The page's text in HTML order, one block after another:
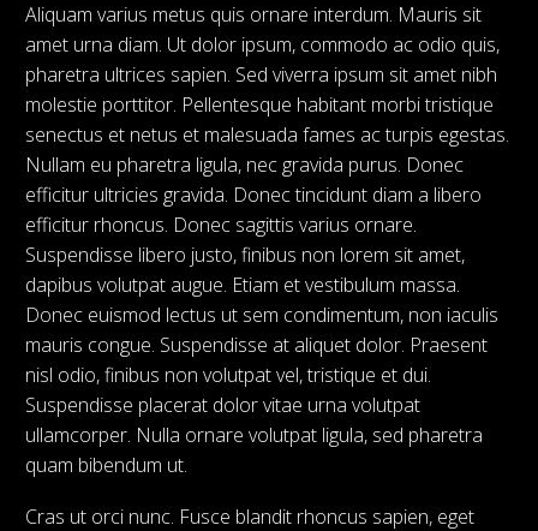
Aliquam varius metus quis ornare interdum. Mauris sit
amet urna diam. Ut dolor ipsum, commodo ac odio quis,
pharetra ultrices sapien. Sed viverra ipsum sit amet nibh
molestie porttitor. Pellentesque habitant morbi tristique
senectus et netus et malesuada fames ac turpis egestas.
Nullam eu pharetra ligula, nec gravida purus. Donec
efficitur ultricies gravida. Donec tincidunt diam a libero
efficitur rhoncus. Donec sagittis varius ornare.
Suspendisse libero justo, finibus non lorem sit amet,
dapibus volutpat augue. Etiam et vestibulum massa.
Donec euismod lectus ut sem condimentum, non iaculis
mauris congue. Suspendisse at aliquet dolor. Praesent
nisl odio, finibus non volutpat vel, tristique et dui.
Suspendisse placerat dolor vitae urna volutpat
ullamcorper. Nulla ornare volutpat ligula, sed pharetra
quam bibendum ut.
Cras ut orci nunc. Fusce blandit rhoncus sapien, eget